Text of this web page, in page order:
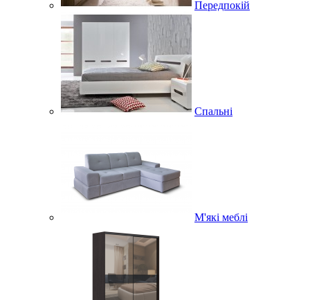
Передпокій
Спальні
М'які меблі